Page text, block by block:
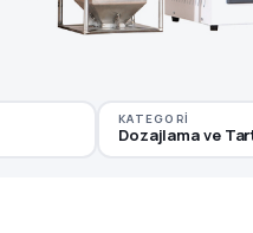
KATEGORI
Dozajlama ve